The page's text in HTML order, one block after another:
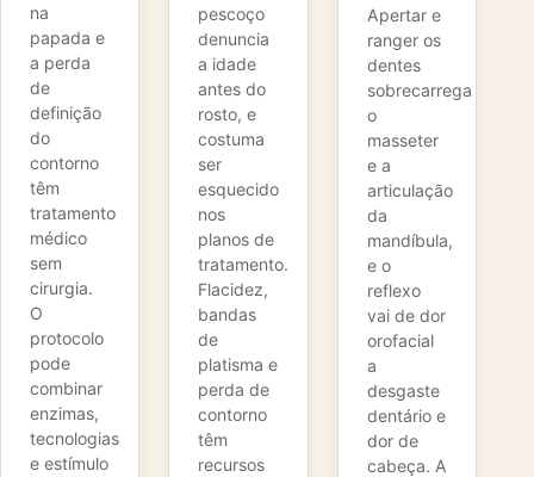
na
papada e
a perda
de
definição
do
contorno
têm
tratamento
médico
sem
cirurgia.
O
protocolo
pode
combinar
enzimas,
tecnologias
e estímulo
pescoço
denuncia
a idade
antes do
rosto, e
costuma
ser
esquecido
nos
planos de
tratamento.
Flacidez,
bandas
de
platisma e
perda de
contorno
têm
recursos
Apertar e
ranger os
dentes
sobrecarrega
o
masseter
e a
articulação
da
mandíbula,
e o
reflexo
vai de dor
orofacial
a
desgaste
dentário e
dor de
cabeça. A